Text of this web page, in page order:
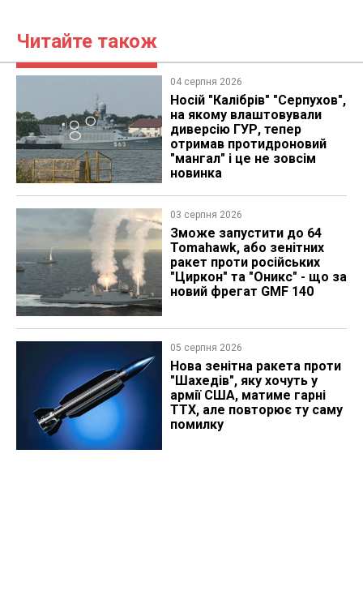
Читайте також
04 серпня 2026
Носій "Калібрів" "Серпухов",
на якому влаштовували
диверсію ГУР, тепер
отримав протидроновий
"мангал" і це не зовсім
новинка
03 серпня 2026
Зможе запустити до 64
Tomahawk, або зенітних
ракет проти російських
"Циркон" та "Оникс" - що за
новий фрегат GMF 140
05 серпня 2026
Нова зенітна ракета проти
"Шахедів", яку хочуть у
армії США, матиме гарні
ТТХ, але повторює ту саму
помилку